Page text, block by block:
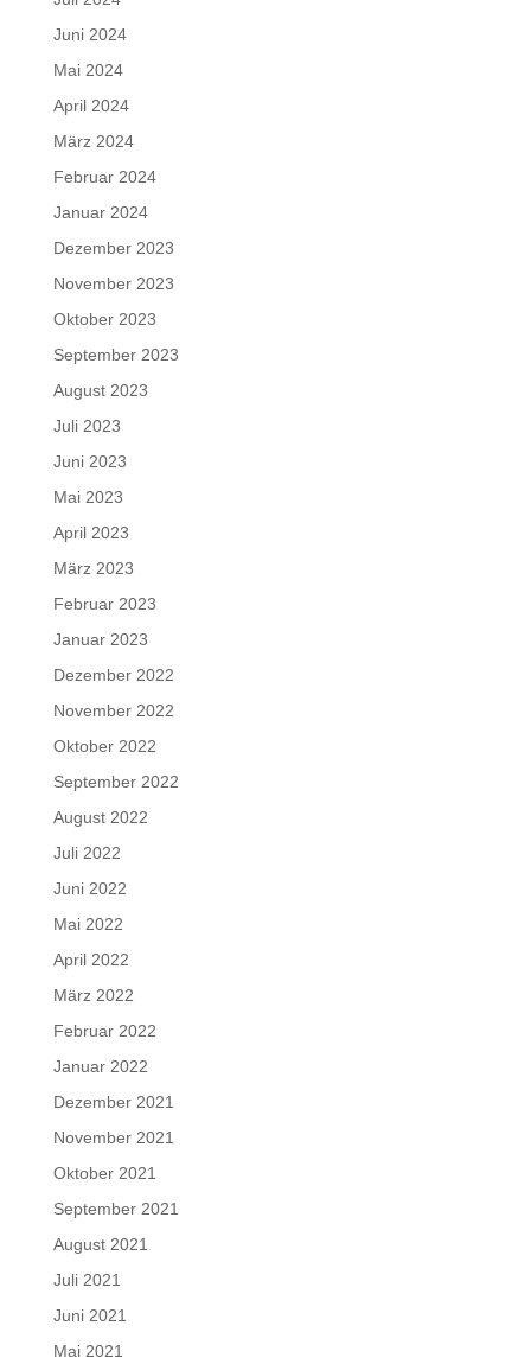
Juni 2024
Mai 2024
April 2024
März 2024
Februar 2024
Januar 2024
Dezember 2023
November 2023
Oktober 2023
September 2023
August 2023
Juli 2023
Juni 2023
Mai 2023
April 2023
März 2023
Februar 2023
Januar 2023
Dezember 2022
November 2022
Oktober 2022
September 2022
August 2022
Juli 2022
Juni 2022
Mai 2022
April 2022
März 2022
Februar 2022
Januar 2022
Dezember 2021
November 2021
Oktober 2021
September 2021
August 2021
Juli 2021
Juni 2021
Mai 2021